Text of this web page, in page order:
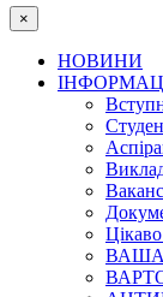
×
НОВИНИ
ВАША